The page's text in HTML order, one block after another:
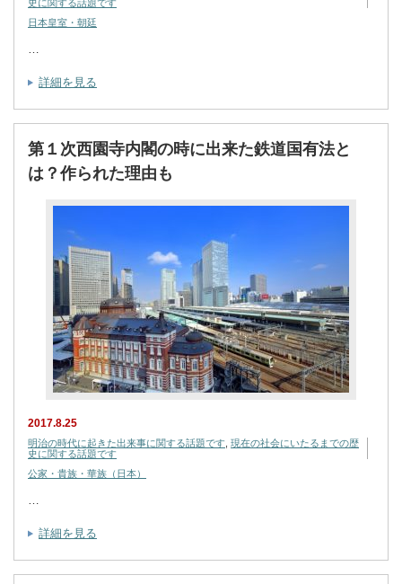
史に関する話題です
日本皇室・朝廷
詳細を見る
第１次西園寺内閣の時に出来た鉄道国有法と
は？作られた理由も
2017.8.25
明治の時代に起きた出来事に関する話題です 現在の社会にいたるまでの歴
史に関する話題です
公家・貴族・華族（日本）
…
詳細を見る